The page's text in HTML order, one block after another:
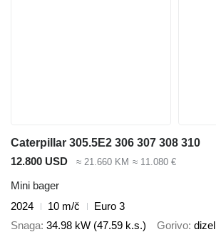
Caterpillar 305.5E2 306 307 308 310
12.800 USD
≈ 21.660 KM ≈ 11.080 €
Mini bager
2024
10 m/č
Euro 3
Snaga 34.98 kW (47.59 k.s.) Gorivo dizel